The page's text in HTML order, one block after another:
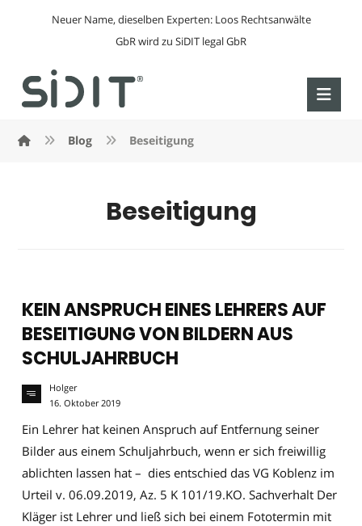
Neuer Name, dieselben Experten: Loos Rechtsanwälte
GbR wird zu SiDIT legal GbR
Blog Beseitigung
Beseitigung
KEIN ANSPRUCH EINES LEHRERS AUF
BESEITIGUNG VON BILDERN AUS
SCHULJAHRBUCH
Holger
16. Oktober 2019
Ein Lehrer hat keinen Anspruch auf Entfernung seiner
Bilder aus einem Schuljahrbuch, wenn er sich freiwillig
ablichten lassen hat – dies entschied das VG Koblenz im
Urteil v. 06.09.2019, Az. 5 K 101/19.KO. Sachverhalt Der
Kläger ist Lehrer und ließ sich bei einem Fototermin mit